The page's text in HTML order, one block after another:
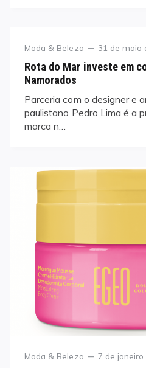
Category
Moda & Beleza
Posted
31 de maio
Rota do Mar investe em
Namorados
Parceria com o designer e
paulistano Pedro Lima é a
marca n…
Category
Moda & Beleza
Posted
7 de janeiro